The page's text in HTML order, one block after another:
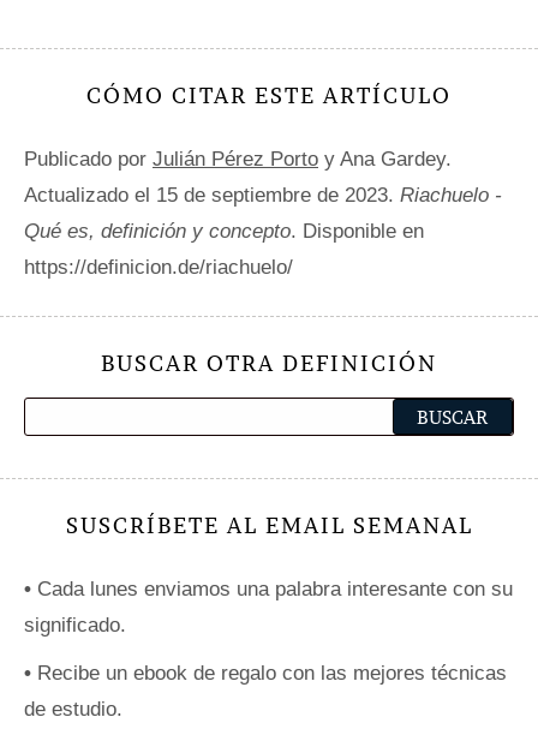
CÓMO CITAR ESTE ARTÍCULO
Publicado por Julián Pérez Porto y Ana Gardey.
Actualizado el 15 de septiembre de 2023. Riachuelo -
Qué es, definición y concepto. Disponible en
https://definicion.de/riachuelo/
BUSCAR OTRA DEFINICIÓN
SUSCRÍBETE AL EMAIL SEMANAL
• Cada lunes enviamos una palabra interesante con su
significado.
• Recibe un ebook de regalo con las mejores técnicas
de estudio.